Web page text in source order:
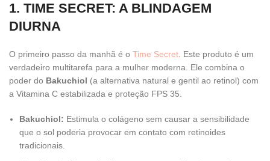
1. TIME SECRET: A BLINDAGEM
DIURNA
O primeiro passo da manhã é o Time Secret . Este produto é um
verdadeiro multitarefa para a mulher moderna. Ele combina o
poder do Bakuchiol (a alternativa natural e gentil ao retinol) com
a Vitamina C estabilizada e proteção FPS 35.
Bakuchiol: Estimula o colágeno sem causar a sensibilidade
que o sol poderia provocar em contato com retinoides
tradicionais.